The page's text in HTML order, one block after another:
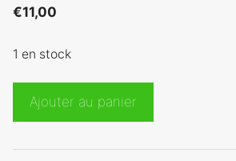
€11,00
1 en stock
Ajouter au panier